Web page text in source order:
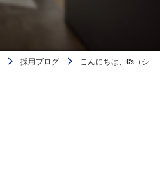
採用ブログ こんにちは、C's（シ…